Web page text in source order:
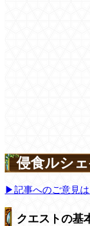
侵食ルシ
▶記事へのご意見
クエストの基